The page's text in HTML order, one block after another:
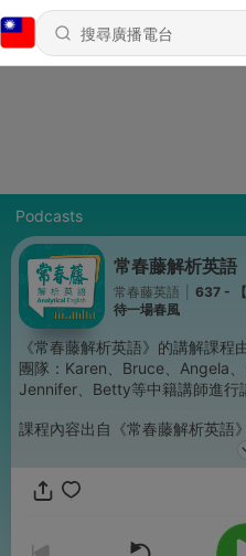
Podcasts
常春藤解析英語
常春藤英語
637 - 【
待一場春風
《常春藤解析英語》的講解課
團隊：Karen、Bruce、Angela
Jennifer、Betty等中籍講師進行
課程內容出自《常春藤解析英語
高級之英語學習者，全方位提
Firstory Hosting